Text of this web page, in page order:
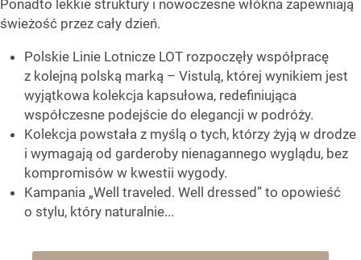
Ponadto lekkie struktury i nowoczesne włókna zapewniają
świeżość przez cały dzień.
Polskie Linie Lotnicze LOT rozpoczęły współpracę
z kolejną polską marką – Vistulą, której wynikiem jest
wyjątkowa kolekcja kapsułowa, redefiniująca
współczesne podejście do elegancji w podróży.
Kolekcja powstała z myślą o tych, którzy żyją w drodze
i wymagają od garderoby nienagannego wyglądu, bez
kompromisów w kwestii wygody.
Kampania „Well traveled. Well dressed” to opowieść
o stylu, który naturalnie...